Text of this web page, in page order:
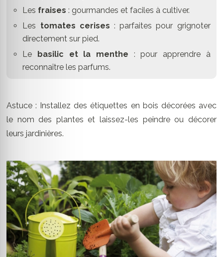
Les fraises: gourmandes et faciles à cultiver.
Les tomates cerises : parfaites pour grignoter
directement sur pied.
Le basilic et la menthe : pour apprendre à
reconnaître les parfums.
Astuce : Installez des étiquettes en bois décorées avec
le nom des plantes et laissez-les peindre ou décorer
leurs jardinières.